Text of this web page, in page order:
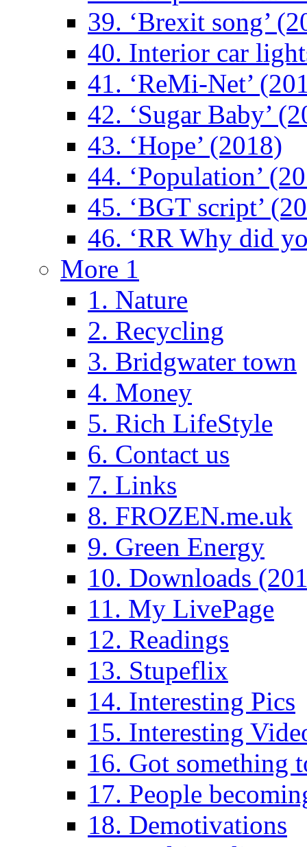
39. ‘Brexit song’
40. Interior car
41. ‘ReMi-Net’
42. ‘Sugar Baby’
43. ‘Hope’ (2018)
44. ‘Population’
45. ‘BGT script’
46. ‘RR Why did
More 1
1. Nature
2. Recycling
3. Bridgwater town
4. Money
5. Rich LifeStyle
6. Contact us
7. Links
8. FROZEN.me.uk
9. Green Energy
10. Downloads
11. My LivePage
12. Readings
13. Stupeflix
14. Interesting Pics
15. Interesting
16. Got something
17. People
18. Demotivations